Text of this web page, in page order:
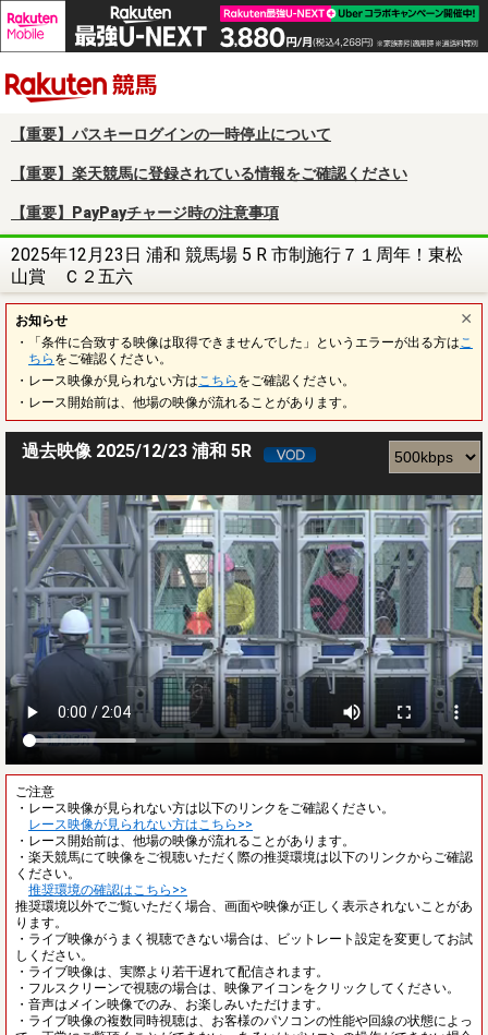
【重要】パスキーログインの一時停止について
【重要】楽天競馬に登録されている情報をご確認ください
【重要】PayPayチャージ時の注意事項
2025年12月23日 浦和 競馬場 5 R 市制施行７１周年！東松
山賞 Ｃ２五六
お知らせ
・「条件に合致する映像は取得できませんでした」というエラーが出る方は こ
ちら をご確認ください。
・レース映像が見られない方は こちら をご確認ください。
・レース開始前は、他場の映像が流れることがあります。
過去映像 2025/12/23 浦和 5R
ご注意
・レース映像が見られない方は以下のリンクをご確認ください。
レース映像が見られない方はこちら>>
・レース開始前は、他場の映像が流れることがあります。
・楽天競馬にて映像をご視聴いただく際の推奨環境は以下のリンクからご確認
ください。
推奨環境の確認はこちら>>
推奨環境以外でご覧いただく場合、画面や映像が正しく表示されないことがあ
ります。
・ライブ映像がうまく視聴できない場合は、ビットレート設定を変更してお試
しください。
・ライブ映像は、実際より若干遅れて配信されます。
・フルスクリーンで視聴の場合は、映像アイコンをクリックしてください。
・音声はメイン映像でのみ、お楽しみいただけます。
・ライブ映像の複数同時視聴は、お客様のパソコンの性能や回線の状態によっ